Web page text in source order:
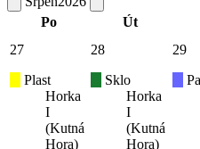
Po
Út
27
Plast
Horka
I
(Kutná
Hora)
28
Sklo
Horka
I
(Kutná
Hora)
29